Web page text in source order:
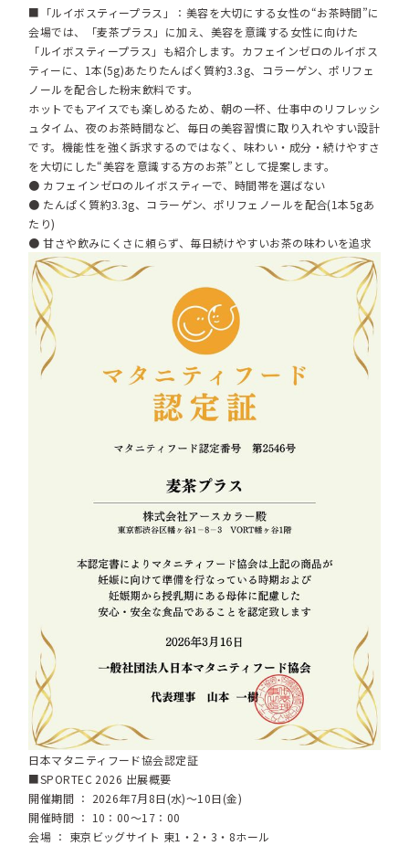
■「ルイボスティープラス」：美容を大切にする女性の“お茶時間”に
会場では、「麦茶プラス」に加え、美容を意識する女性に向けた
「ルイボスティープラス」も紹介します。カフェインゼロのルイボス
ティーに、1本(5g)あたりたんぱく質約3.3g、コラーゲン、ポリフェ
ノールを配合した粉末飲料です。
ホットでもアイスでも楽しめるため、朝の一杯、仕事中のリフレッシ
ュタイム、夜のお茶時間など、毎日の美容習慣に取り入れやすい設計
です。機能性を強く訴求するのではなく、味わい・成分・続けやすさ
を大切にした“美容を意識する方のお茶”として提案します。
● カフェインゼロのルイボスティーで、時間帯を選ばない
● たんぱく質約3.3g、コラーゲン、ポリフェノールを配合(1本5gあ
たり)
● 甘さや飲みにくさに頼らず、毎日続けやすいお茶の味わいを追求
日本マタニティフード協会認定証
■SPORTEC 2026 出展概要
開催期間 ： 2026年7月8日(水)～10日(金)
開催時間 ： 10：00～17：00
会場 ： 東京ビッグサイト 東1・2・3・8ホール